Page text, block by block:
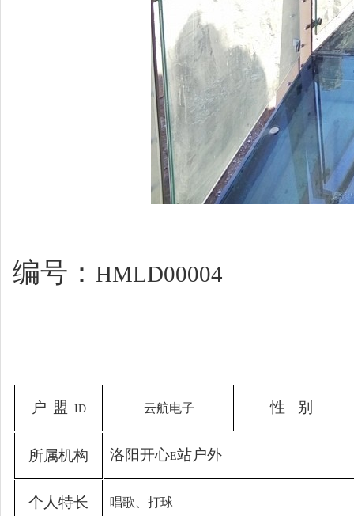
编号： HMLD00004
户 盟 ID 云航电子 性 别
所属机构 洛阳开心E站户外
个 人特长 唱歌、打球